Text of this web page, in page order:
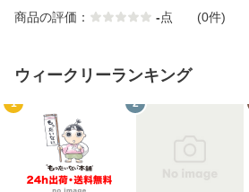
商品の評価： -点 (0件)
ウィークリーランキング
1 2